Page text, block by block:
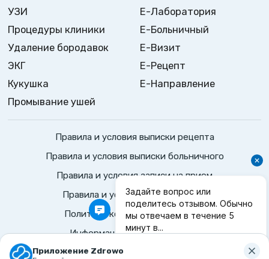
Приложение Zdrowo
УЗИ
Процедуры клиники
Удаление бородавок
ЭКГ
Кукушка
Промывание ушей
Е-Лаборатория
Е-Больничный
Е-Визит
Е-Рецепт
Е-Направление
©2026Zdrowo.Все права защищены
Правила и условия выписки рецепта
Правила и условия выписки больничного
Правила и условия записи на прием
Правила и условия консультация
Политика конфиденциальности
Информационные положения